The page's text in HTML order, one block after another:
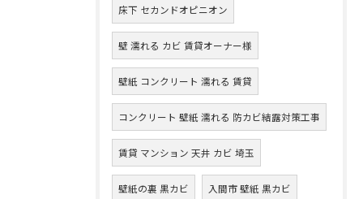
床下 セカンドオピニオン
壁 濡れる カビ 賃貸オーナー様
壁紙 コンクリート 濡れる 賃貸
コンクリート 壁紙 濡れる 防カビ結露対策工事
賃貸 マンション 天井 カビ 埼玉
壁紙の裏 黒カビ 入間市 壁紙 黒カビ